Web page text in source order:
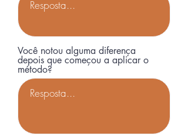
Você notou alguma diferença
depois que começou a aplicar o
método?